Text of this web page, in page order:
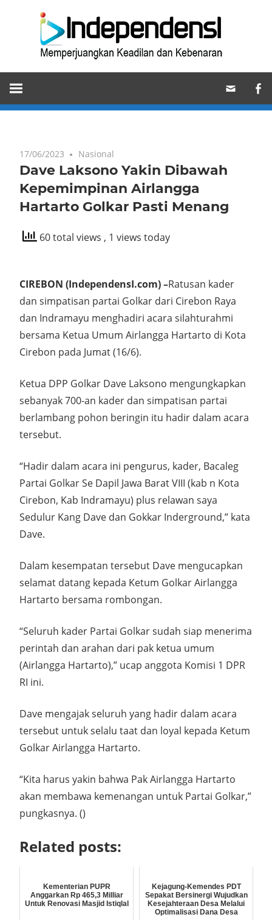
Memperjuangkan
Keadilan
dan
17/06/2023 Nasional
Dave Laksono Yakin Dibawah
Kepemimpinan Airlangga
Hartarto Golkar Pasti Menang
60 total views , 1 views today
CIREBON (IndependensI.com) –Ratusan kader
dan simpatisan partai Golkar dari Cirebon Raya
dan Indramayu menghadiri acara silahturahmi
bersama Ketua Umum Airlangga Hartarto di Kota
Cirebon pada Jumat (16/6).
Ketua DPP Golkar Dave Laksono mengungkapkan
sebanyak 700-an kader dan simpatisan partai
berlambang pohon beringin itu hadir dalam acara
tersebut.
“Hadir dalam acara ini pengurus, kader, Bacaleg
Partai Golkar Se Dapil Jawa Barat VIII (kab n Kota
Cirebon, Kab Indramayu) plus relawan saya
Sedulur Kang Dave dan Gokkar Inderground,” kata
Dave.
Dalam kesempatan tersebut Dave mengucapkan
selamat datang kepada Ketum Golkar Airlangga
Hartarto bersama rombongan.
“Seluruh kader Partai Golkar sudah siap menerima
perintah dan arahan dari pak ketua umum
(Airlangga Hartarto),” ucap anggota Komisi 1 DPR
RI ini.
Dave mengajak seluruh yang hadir dalam acara
tersebut untuk selalu taat dan loyal kepada Ketum
Golkar Airlangga Hartarto.
“Kita harus yakin bahwa Pak Airlangga Hartarto
akan membawa kemenangan untuk Partai Golkar,”
pungkasnya. ()
Related posts:
Kementerian PUPR
Anggarkan Rp 465,3 Milliar
Untuk Renovasi Masjid Istiqlal
Kejagung-Kemendes PDT
Sepakat Bersinergi Wujudkan
Kesejahteraan Desa Melalui
Optimalisasi Dana Desa